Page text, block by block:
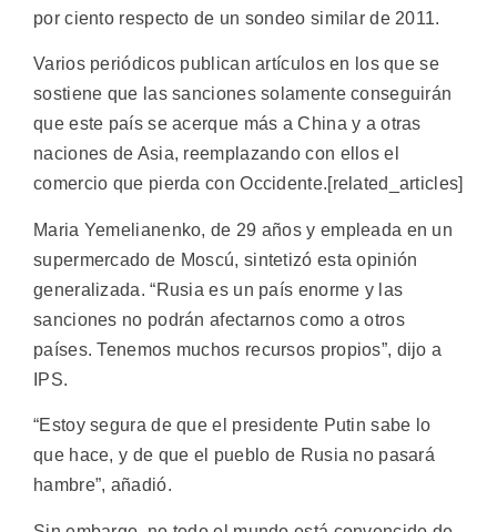
por ciento respecto de un sondeo similar de 2011.
Varios periódicos publican artículos en los que se
sostiene que las sanciones solamente conseguirán
que este país se acerque más a China y a otras
naciones de Asia, reemplazando con ellos el
comercio que pierda con Occidente.[related_articles]
Maria Yemelianenko, de 29 años y empleada en un
supermercado de Moscú, sintetizó esta opinión
generalizada. “Rusia es un país enorme y las
sanciones no podrán afectarnos como a otros
países. Tenemos muchos recursos propios”, dijo a
IPS.
“Estoy segura de que el presidente Putin sabe lo
que hace, y de que el pueblo de Rusia no pasará
hambre”, añadió.